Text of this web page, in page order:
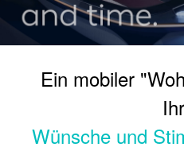
Ein mobiler
Wünsche und